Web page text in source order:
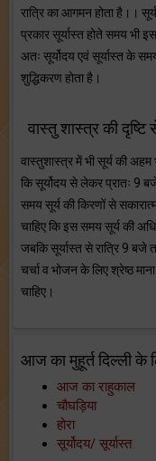
रात्रि का आगमन होता है।।
प्रकार सूर्यास्त होते समय भी
अतः सूर्योदय एवं सूर्यास्त के
शुद्धिकरण होता है।
वास्तु शास्त्र की दृष्टि
वास्तुशास्त्र में भी सूर्य की
कि सूर्योदय से लेकर प्रातः 9
समय सूर्य की किरणों से
चाहिए कि इस समय सूर्य की
जबकि सूर्यास्त से रात्रि 9
चर्चा व भोजन के लिए श्रेष्ठ
चाहिए।
आज का मुहूर्त दिल्ली के
आज का राहुकाल
चौघड़िया
होरा
सूर्योदय/ सूर्यास्त